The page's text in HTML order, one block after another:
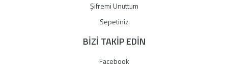
Şifremi Unuttum
Sepetiniz
BİZİ TAKİP EDİN
Facebook